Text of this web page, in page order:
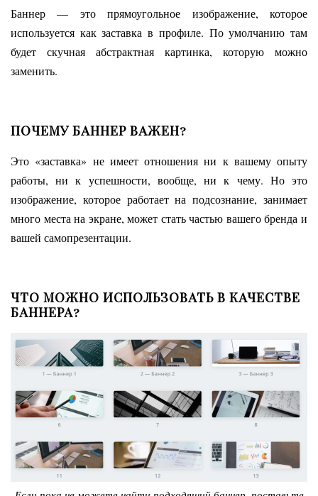
Баннер — это прямоугольное изображение, которое
используется как заставка в профиле. По умолчанию там
будет скучная абстрактная картинка, которую можно
заменить.
ПОЧЕМУ БАННЕР ВАЖЕН?
Это «заставка» не имеет отношения ни к вашему опыту
работы, ни к успешности, вообще, ни к чему. Но это
изображение, которое работает на подсознание, занимает
много места на экране, может стать частью вашего бренда и
вашей самопрезентации.
ЧТО МОЖНО ИСПОЛЬЗОВАТЬ В КАЧЕСТВЕ
БАННЕРА?